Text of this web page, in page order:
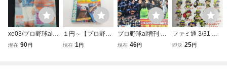
xe03/プロ野球ai増
刊 サッカーアイ S
現在 90円
１円～【プロ野
球】’90プロ野球
現在 1円
プロ野球ai増刊 ポ
スター付き 2006
現在 46円
ファミ通 3/31 プ
ロ野球 ファミスタ
即決 25円